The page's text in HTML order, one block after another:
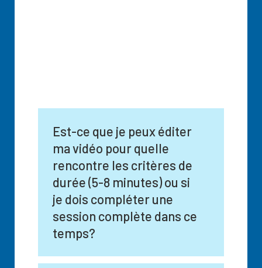
Est-ce que je peux éditer
ma vidéo pour quelle
rencontre les critères de
durée (5-8 minutes) ou si
je dois compléter une
session complète dans ce
temps?